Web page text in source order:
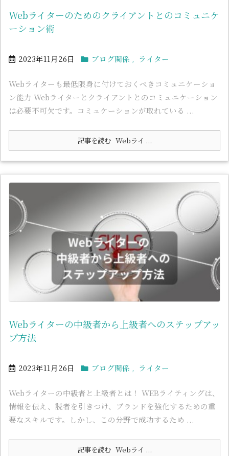
Webライターのためのクライアントとのコミュニケ
ーション術
2023年11月26日 ブログ関係 , ライター
Webライターも最低限身に付けておくべきコミュニケーショ
ン能力 Webライターとクライアントとのコミュニケーション
は必要不可欠です。コミュケーションが取れている ...
記事を読む Webライ ...
Webライターの中級者から上級者へのステップアッ
プ方法
2023年11月26日 ブログ関係 , ライター
Webライターの中級者と上級者とは！ WEBライティングは、
情報を伝え、読者を引きつけ、ブランドを強化するための重
要なスキルです。しかし、この分野で成功するため ...
記事を読む Webライ ...